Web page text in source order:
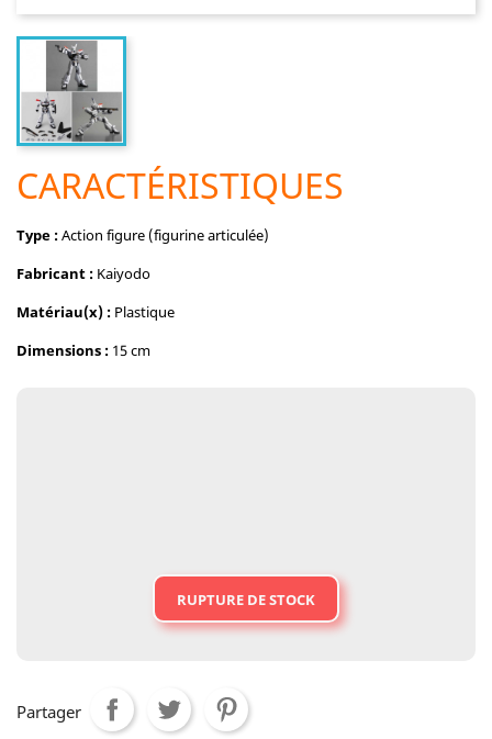
CARACTÉRISTIQUES
Type :Action figure (figurine articulée)
Fabricant : Kaiyodo
Matériau(x) : Plastique
Dimensions : 15 cm
RUPTURE DE STOCK
Partager